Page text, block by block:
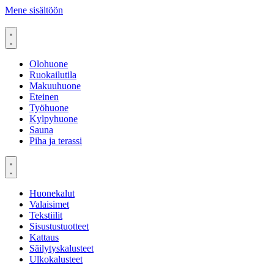
Mene sisältöön
Olohuone
Ruokailutila
Makuuhuone
Eteinen
Työhuone
Kylpyhuone
Sauna
Piha ja terassi
Huonekalut
Valaisimet
Tekstiilit
Sisustustuotteet
Kattaus
Säilytyskalusteet
Ulkokalusteet